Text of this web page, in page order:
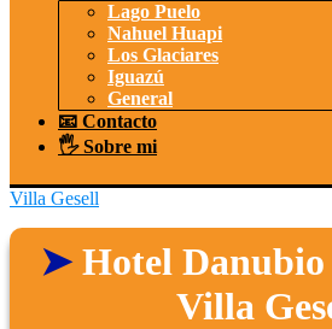
Lago Puelo
Nahuel Huapi
Los Glaciares
Iguazú
General
📧 Contacto
🖐️ Sobre mi
Villa Gesell
Hotel Danubio
Villa